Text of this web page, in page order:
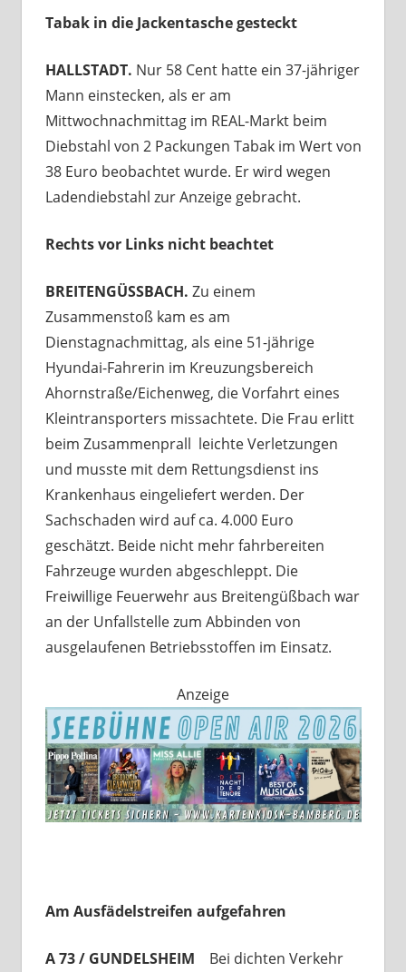
Tabak in die Jackentasche gesteckt
HALLSTADT. Nur 58 Cent hatte ein 37-jähriger
Mann einstecken, als er am
Mittwochnachmittag im REAL-Markt beim
Diebstahl von 2 Packungen Tabak im Wert von
38 Euro beobachtet wurde. Er wird wegen
Ladendiebstahl zur Anzeige gebracht.
Rechts vor Links nicht beachtet
BREITENGÜSSBACH. Zu einem
Zusammenstoß kam es am
Dienstagnachmittag, als eine 51-jährige
Hyundai-Fahrerin im Kreuzungsbereich
Ahornstraße/Eichenweg, die Vorfahrt eines
Kleintransporters missachtete. Die Frau erlitt
beim Zusammenprall leichte Verletzungen
und musste mit dem Rettungsdienst ins
Krankenhaus eingeliefert werden. Der
Sachschaden wird auf ca. 4.000 Euro
geschätzt. Beide nicht mehr fahrbereiten
Fahrzeuge wurden abgeschleppt. Die
Freiwillige Feuerwehr aus Breitengüßbach war
an der Unfallstelle zum Abbinden von
ausgelaufenen Betriebsstoffen im Einsatz.
Anzeige
Am Ausfädelstreifen aufgefahren
A 73 / GUNDELSHEIM Bei dichten Verkehr